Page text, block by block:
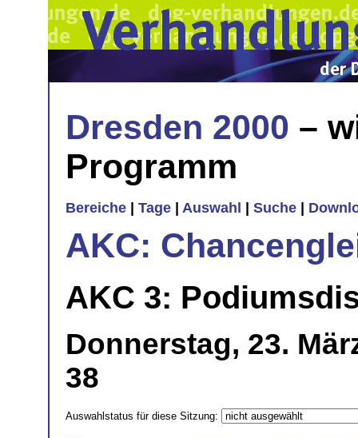
Dresden 2000 –
Programm
Bereiche Tage Auswahl Suche
AKC:
AKC 3:
Donnerstag, 23.
38
Auswahlstatus für diese Sitzung: